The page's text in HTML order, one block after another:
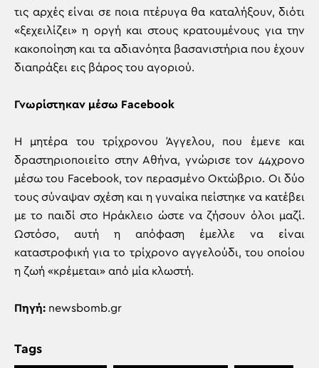
τις αρχές είναι σε ποια πτέρυγα θα καταλήξουν, διότι
«ξεχειλίζει» η οργή και στους κρατουμένους για την
κακοποίηση και τα αδιανόητα βασανιστήρια που έχουν
διαπράξει εις βάρος του αγοριού.
Γνωρίστηκαν μέσω Facebook
Η μητέρα του τρίχρονου Άγγελου, που έμενε και
δραστηριοποιείτο στην Αθήνα, γνώρισε τον 44χρονο
μέσω του Facebook, τον περασμένο Οκτώβριο. Οι δύο
τους σύναψαν σχέση και η γυναίκα πείστηκε να κατέβει
με το παιδί στο Ηράκλειο ώστε να ζήσουν όλοι μαζί.
Ωστόσο, αυτή η απόφαση έμελλε να είναι
καταστροφική για το τρίχρονο αγγελούδι, του οποίου
η ζωή «κρέμεται» από μία κλωστή.
Πηγή: newsbomb.gr
Tags